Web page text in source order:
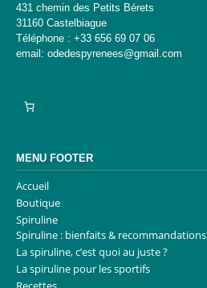
431 chemin des Petits Bérets
31160 Castelbiague
Téléphone : +33 656 69 07 06
email: odedespyrenees@gmail.com
MENU FOOTER
Accueil
Boutique
Spiruline
Spiruline : bienfaits & recommandations
La spiruline, c’est quoi au juste ?
La spiruline pour les sportifs